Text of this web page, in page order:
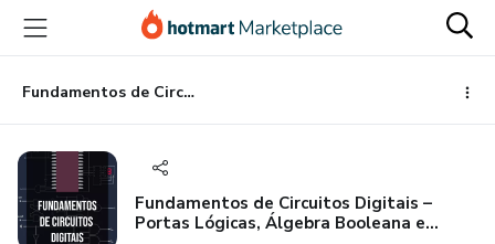
para
conteúdo
principal
para
pagamento
para
rodapé
Fundamentos de Circuitos Digitais – Portas Lógicas, Álgebra Booleana e Sistemas Digitais na Prática
Fundamentos de Circuitos Digitais –
Portas Lógicas, Álgebra Booleana e